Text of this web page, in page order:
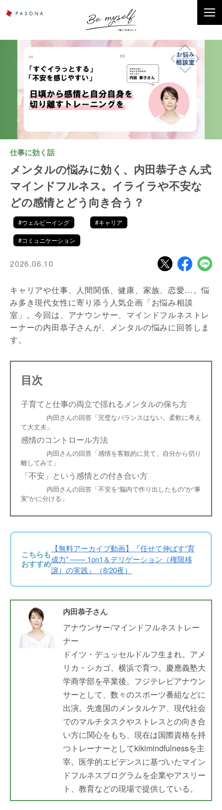
仕事に効く話
メンタルの悩みに効く、内田恭子さん式
マインドフルネス。イライラや不安な
どの感情とどう向き合う？
#ウェルビーイング #キャリア
#コミュニケーション
2026.06.10
キャリアや仕事、人間関係、健康、家族、恋愛…。悩
み多き現代女性に寄り添う人気企画「お悩み相談
室」。今回は、アナウンサー、マインドフルネストレ
ーナーの内田恭子さんが、メンタルの悩みに回答しま
す。
目次
子育てと仕事の両立で揺れるメンタルの保ち方
内田さんの回答「完璧なバランスはない。柔軟に考え
て大丈夫」
感情のコントロール方法
内田さんの回答「感情を客観的に見て、自分から切り
離してみて」
「不安」という感情との付き合い方
内田さんの回答「不安を“脳内で作り出したもの”か“事
実”かに分ける」
こちらも
おすすめ
【無料アーカイブ動画】『任せて伸ばす“育
成力” —— 1on1＆デリゲーション（権限移
譲）の実践』（8/20夜）
内田恭子さん
アナウンサー/マインドフルネストレー
ナー
ドイツ・デュッセルドルフ生まれ。アメ
リカ・シカゴ、横浜で育つ。慶應義塾大
学商学部を卒業後、フジテレビアナウン
サーとして、数々のスポーツ番組などに
出演。先進国のメンタルケア、現代社会
でのマルチタスクやストレスとの向き合
い方に関心をもち、現在は国際資格を持
つトレーナーとしてkikimindfulnessを主
宰。医学的エビデンスに基づいたマイン
ドフルネスプログラムを企業やアスリー
ト、教育などの現場で提供している。